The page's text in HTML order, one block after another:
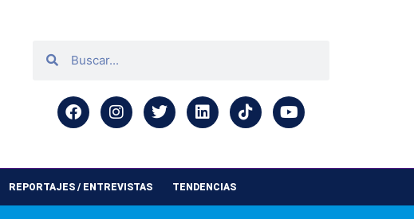
REPORTAJES / ENTREVISTAS TENDENCIAS